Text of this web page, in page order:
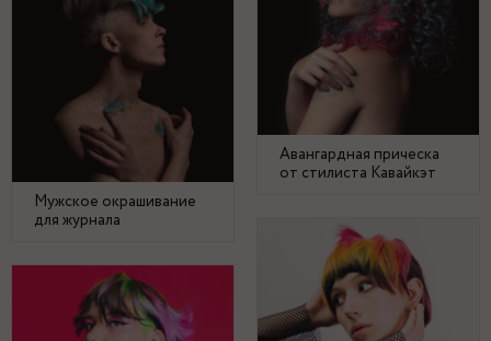
Авангардная прическа
от стилиста Кавайкэт
Мужское окрашивание
для журнала